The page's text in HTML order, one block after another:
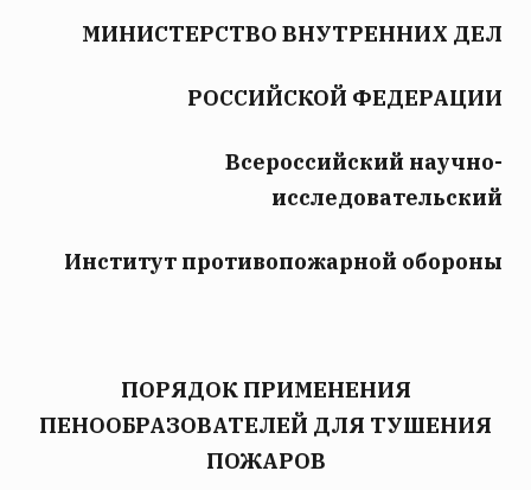
МИНИСТЕРСТВО ВНУТРЕННИХ ДЕЛ
РОССИЙСКОЙ ФЕДЕРАЦИИ
Всероссийский научно-
исследовательский
Институт противопожарной обороны
ПОРЯДОК ПРИМЕНЕНИЯ
ПЕНООБРАЗОВАТЕЛЕЙ ДЛЯ ТУШЕНИЯ
ПОЖАРОВ